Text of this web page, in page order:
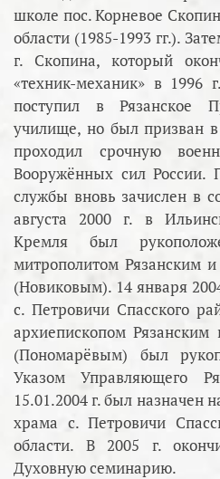
школе пос. Корневое
области (1985-1993 гг.).
г. Скопина, который
«техник-механик» в 1996
поступил в Рязанское
училище, но был призван
проходил срочную
Вооружённых сил России.
службы вновь зачислен в
августа 2000 г. в
Кремля был
митрополитом Рязанским
(Новиковым). 14 января
с. Петровичи Спасского
архиепископом
(Пономарёвым) был
Указом Управляющего
15.01.2004 г. был назначен
храма с. Петровичи
области. В 2005 г.
Духовную семинарию.